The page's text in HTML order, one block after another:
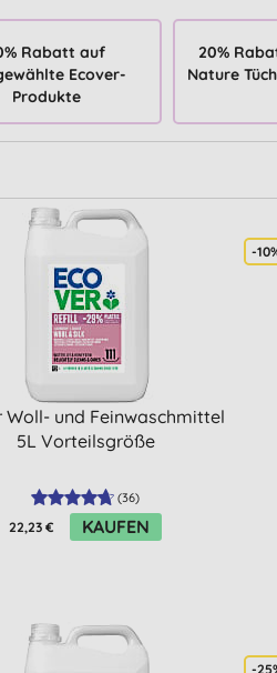
Rabatt auf
Ecover-
Produkte
20%
Nature
Woll- und Feinwaschmittel
5L Vorteilsgröße
(36)
22,23 € KAUFEN
-
-